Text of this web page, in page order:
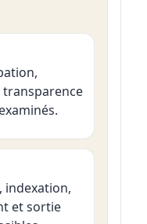
indexation,
et sortie